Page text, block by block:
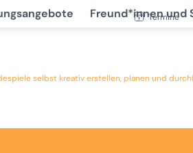
Termine
Freund*innen und
selbst kreativ erstellen, planen und